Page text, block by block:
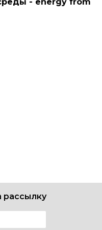
рассылку